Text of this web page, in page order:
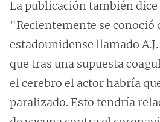
La publicación también dice
"Recientemente se conoció
estadounidense llamado
que tras una supuesta
el cerebro el actor habría
paralizado. Esto tendría